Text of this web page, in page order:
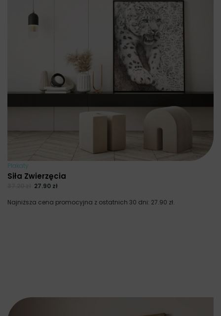
Plakaty
Siła Zwierzęcia
27.90 zł
Najniższa cena promocyjna z ostatnich 30 dni: 27.90 zł.